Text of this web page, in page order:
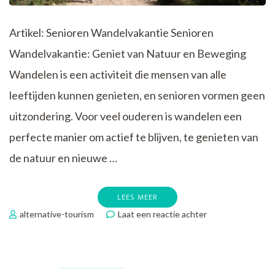
Artikel: Senioren Wandelvakantie Senioren
Wandelvakantie: Geniet van Natuur en Beweging
Wandelen is een activiteit die mensen van alle
leeftijden kunnen genieten, en senioren vormen geen
uitzondering. Voor veel ouderen is wandelen een
perfecte manier om actief te blijven, te genieten van
de natuur en nieuwe …
LEES MEER
alternative-tourism Laat een reactie achterop